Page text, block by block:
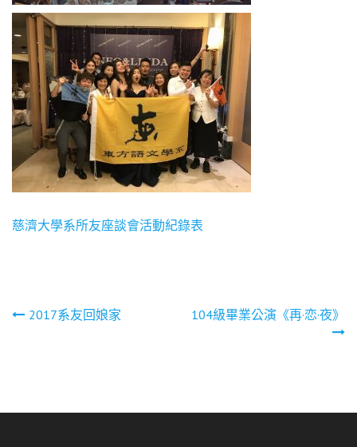
慈濟大學系所友座談會活動紀錄表
文2017系友回娘家 104級畢業公演《再·恋·夜》